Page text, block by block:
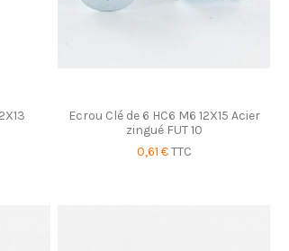
Ecrou Clé de 6 HC6 M6 12X15 Acier
zingué FUT 10
0,61 €TTC